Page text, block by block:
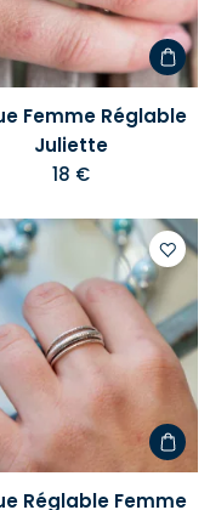
Femme Réglable
Juliette
18 €
à
votre
liste
Réglable Femme